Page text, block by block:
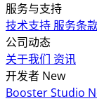
服务与支持
技术支持 服务条
公司动态
关于我们 资讯
开发者 New
Booster Studio